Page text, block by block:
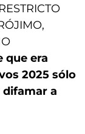
que era
2025 sólo
a